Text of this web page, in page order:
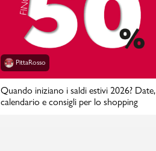
PittaRosso
Quando iniziano i saldi estivi 2026? Date,
calendario e consigli per lo shopping